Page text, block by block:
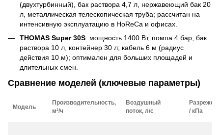
(двухтурбинный), бак раствора 4,7 л, нержавеющий бак 20
л, металлическая телескопическая труба; рассчитан на
интенсивную эксплуатацию в HoReCa и офисах.
THOMAS Super 30S: мощность 1400 Вт, помпа 4 бар, бак
раствора 10 л, контейнер 30 л; кабель 6 м (радиус
действия 10 м); оптимален для больших площадей и
длительных смен.
Сравнение моделей (ключевые параметры)
Модель
Производительность,
м²/ч
Воздушный
поток, л/с
/ кПа